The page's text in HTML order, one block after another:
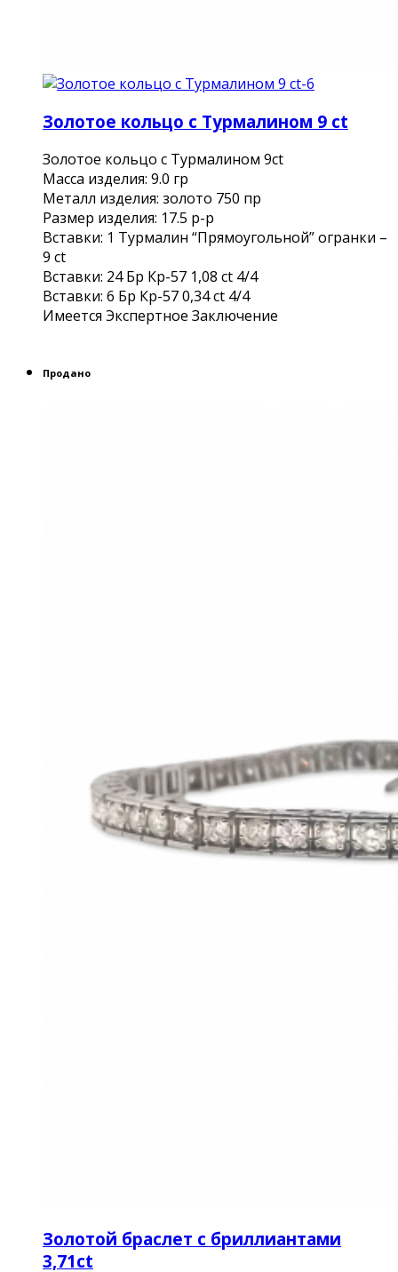
Золотое кольцо с Турмалином 9 ct
Золотое кольцо с Турмалином 9ct
Масса изделия: 9.0 гр
Металл изделия: золото 750 пр
Размер изделия: 17.5 р-р
Вставки: 1 Турмалин “Прямоугольной” огранки –
9 ct
Вставки: 24 Бр Кр-57 1,08 ct 4/4
Вставки: 6 Бр Кр-57 0,34 ct 4/4
Имеется Экспертное Заключение
Продано
Золотой браслет с бриллиантами
3,71ct